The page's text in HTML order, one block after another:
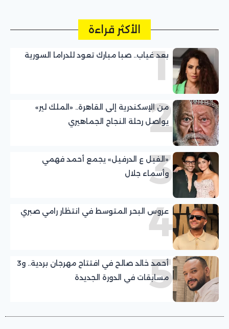
الأكثر قراءة
1
بعد غياب.. صبا مبارك تعود للدراما السورية
2
من الإسكندرية إلى القاهرة.. «الملك لير»
يواصل رحلة النجاح الجماهيري
3
«الفيل ع الدرفيل» يجمع أحمد فهمي
وأسماء جلال
4
عروس البحر المتوسط في انتظار رامي صبري
5
أحمد خالد صالح في افتتاح مهرجان بردية.. و3
مسابقات في الدورة الجديدة